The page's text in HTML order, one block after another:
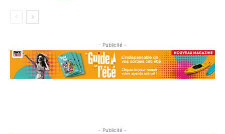
- Publicité -
- Publicité -